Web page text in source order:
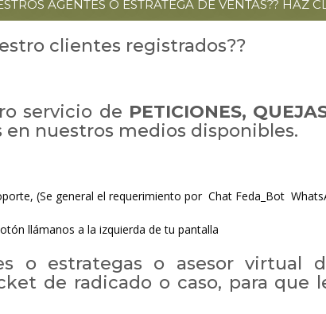
AGENTES O ESTRATEGA DE VENTAS?? HAZ
clientes registrados??
servicio de PETICIONES,
nuestros medios disponibles.
(Se general el requerimiento por Chat Feda_Bot
llámanos a la izquierda de tu pantalla
o estrategas o asesor virtual
de radicado o caso, para